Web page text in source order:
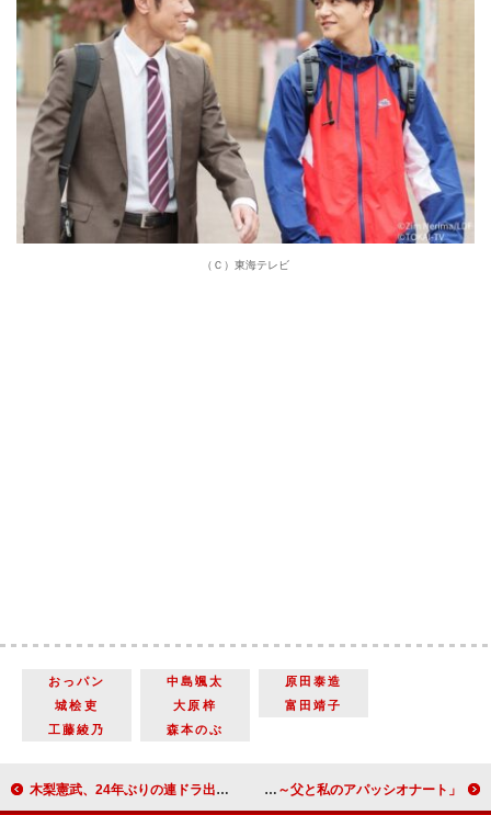
（Ｃ）東海テレビ
おっパン 中島颯太
原田泰造
城桧吏
大原梓
富田靖子
工藤綾乃
森本のぶ
木梨憲武、24年ぶりの連ドラ出演は「奥さんがやりなさいと」 「新しい環境でやってみようかな」 「さよならマエストロ～父と私のアパッシオナート～」「やっぱり音楽のドラマって楽しい」「音色とか技術じゃなくて表現方法をアドバイスするのが面白い」